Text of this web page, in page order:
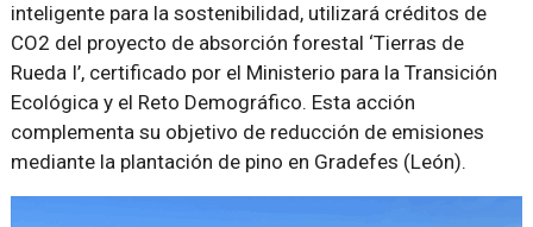
inteligente para la sostenibilidad, utilizará créditos de
CO2 del proyecto de absorción forestal ‘Tierras de
Rueda I’, certificado por el Ministerio para la Transición
Ecológica y el Reto Demográfico. Esta acción
complementa su objetivo de reducción de emisiones
mediante la plantación de pino en Gradefes (León).